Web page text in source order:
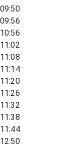
09:50
09:56
10:56
11:02
11:08
11:14
11:20
11:26
11:32
11:38
11:44
12:50